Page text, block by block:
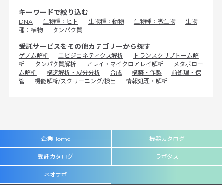
キーワードで絞り込む
DNA 生物種：ヒト 生物種：動物 生物種：微生物
生物
種：植物
タンパク質
受託サービスをその他カテゴリーから探す
ゲノム解析 エピジェネティクス解析
トランスクリプトーム解
析
タンパク質解析 アレイ・マイクロアレイ解析
メタボロー
ム解析
構造解析・成分分析 合成 構築・作製
前処理・保
管
機能解析/スクリーニング/検出 情報処理・解析
企業Home 機器カタログ
受託カタログ ラボタス
ネオサポ